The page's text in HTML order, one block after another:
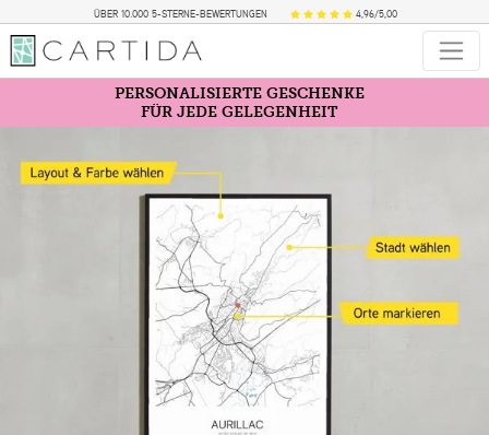
ÜBER 10.000 5-STERNE-BEWERTUNGEN 4,96/5,00
PERSONALISIERTE GESCHENKE
FÜR JEDE GELEGENHEIT